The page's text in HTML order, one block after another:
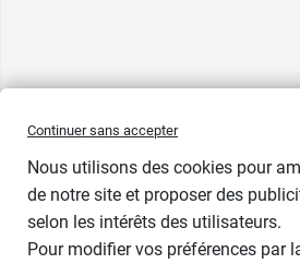
Continuer sans accepter
Nous utilisons des cookies pour
de notre site et proposer des
selon les intérêts des utilisateurs.
Pour modifier vos préférences par